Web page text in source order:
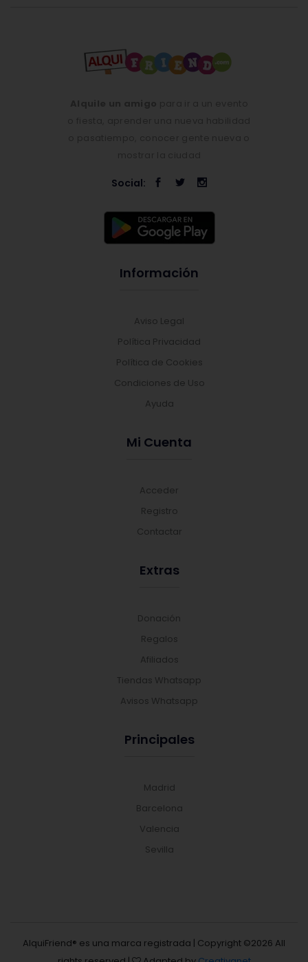
Social:
Información
Aviso Legal
Política Privacidad
Política de Cookies
Condiciones de Uso
Ayuda
Mi Cuenta
Acceder
Registro
Contactar
Extras
Donación
Regalos
Afiliados
Tiendas Whatsapp
Avisos Whatsapp
Principales
Madrid
Barcelona
Valencia
Sevilla
AlquiFriend® es una marca registrada | Copyright ©2026 All